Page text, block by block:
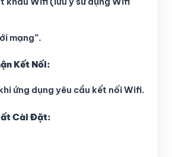
mạng”.
Kết Nối:
ứng dụng yêu cầu kết nối Wifi.
Cài Đặt: